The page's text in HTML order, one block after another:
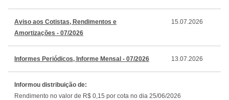
Aviso aos Cotistas, Rendimentos e
Amortizações - 07/2026
15.07.2026
Informes Periódicos, Informe Mensal - 07/2026 13.07.2026
Informou distribuição de:
Rendimento no valor de R$ 0,15 por cota no dia 25/06/2026